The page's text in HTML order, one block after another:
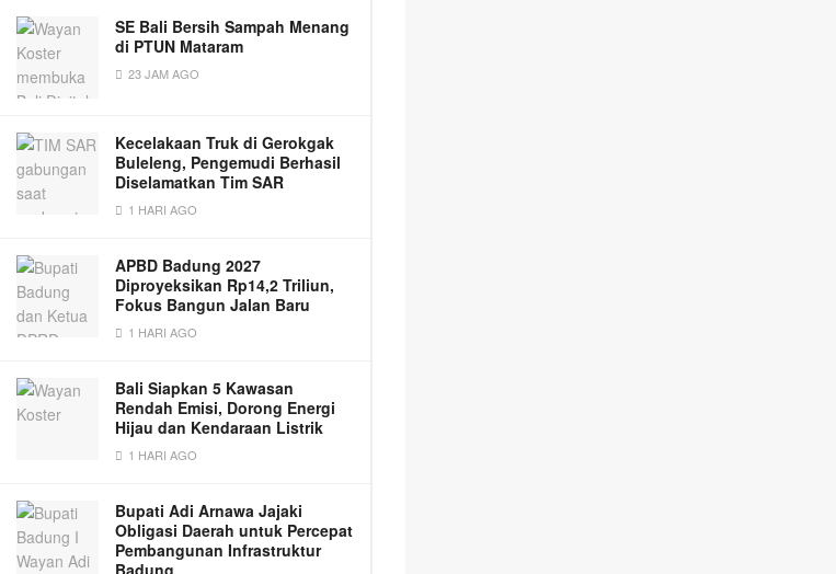
SE Bali Bersih Sampah Menang
di PTUN Mataram
23 JAM AGO
Kecelakaan Truk di Gerokgak
Buleleng, Pengemudi Berhasil
Diselamatkan Tim SAR
1 HARI AGO
APBD Badung 2027
Diproyeksikan Rp14,2 Triliun,
Fokus Bangun Jalan Baru
1 HARI AGO
Bali Siapkan 5 Kawasan
Rendah Emisi, Dorong Energi
Hijau dan Kendaraan Listrik
1 HARI AGO
Bupati Adi Arnawa Jajaki
Obligasi Daerah untuk Percepat
Pembangunan Infrastruktur
Badung